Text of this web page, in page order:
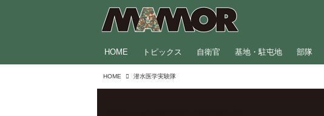
HOME トピックス 自衛官 基地・駐屯地 部隊
HOME 潜水医学実験隊